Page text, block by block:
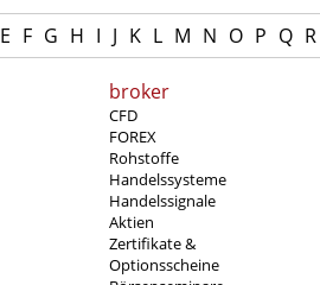
E F G H I J K L M N O P Q R
broker
CFD
FOREX
Rohstoffe
Handelssysteme
Handelssignale
Aktien
Zertifikate &
Optionsscheine